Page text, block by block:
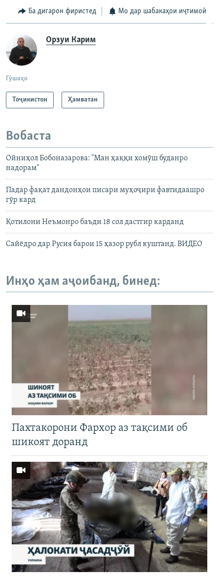
Ба дигарон фиристед Мо дар шабакаҳои иҷтимоӣ
Орзуи Карим
Гӯшаҳо
Тоҷикистон Ҳамватан
Вобаста
Ойниҳол Бобоназарова: "Ман ҳаққи хомӯш буданро
надорам"
Падар фақат дандонҳои писари муҳоҷири фавтидаашро
гӯр кард
Қотилони Неъмонро баъди 18 сол дастгир карданд
Сайёдро дар Русия барои 15 ҳазор рубл куштанд. ВИДЕО
Инҳо ҳам аҷоибанд, бинед:
Пахтакорони Фархор аз тақсими об
шикоят доранд